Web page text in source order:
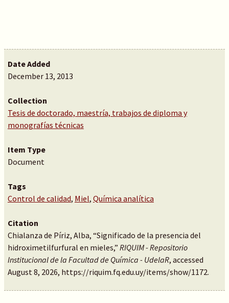
Date Added
December 13, 2013
Collection
Tesis de doctorado, maestría, trabajos de diploma y
monografías técnicas
Item Type
Document
Tags
Control de calidad, Miel, Química analítica
Citation
Chialanza de Píriz, Alba, “Significado de la presencia del
hidroximetilfurfural en mieles,” RIQUIM - Repositorio
Institucional de la Facultad de Química - UdelaR, accessed
August 8, 2026, https://riquim.fq.edu.uy/items/show/1172.